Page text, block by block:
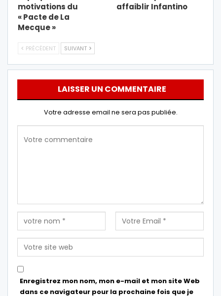
motivations du
« Pacte de La
Mecque »
affaiblir Infantino
PRÉCÉDENT SUIVANT
LAISSER UN COMMENTAIRE
Votre adresse email ne sera pas publiée.
Enregistrez mon nom, mon e-mail et mon site Web
dans ce navigateur pour la prochaine fois que je